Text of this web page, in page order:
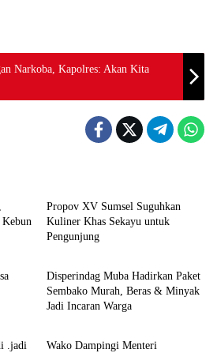
Narkoba, Kapolres: Akan Kita
Propov XV Sumsel Suguhkan
Kuliner Khas Sekayu untuk
Pengunjung
Musi Banyuasin
Disperindag Muba Hadirkan Paket
Sembako Murah, Beras & Minyak
Jadi Incaran Warga
.jadi
Musi Banyuasin
Wako Dampingi Menteri